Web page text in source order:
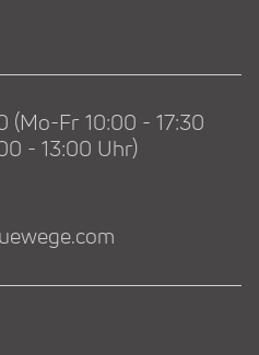
(Mo-Fr 10:00 - 17:30
- 13:00 Uhr)